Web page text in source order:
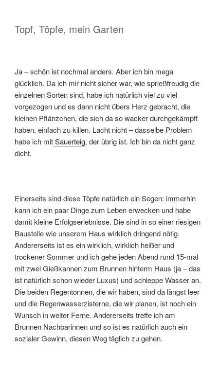
Topf, Töpfe, mein Garten
Ja – schön ist nochmal anders. Aber ich bin mega
glücklich. Da ich mir nicht sicher war, wie sprießfreudig die
einzelnen Sorten sind, habe ich natürlich viel zu viel
vorgezogen und es dann nicht übers Herz gebracht, die
kleinen Pflänzchen, die sich da so wacker durchgekämpft
haben, einfach zu killen. Lacht nicht – dasselbe Problem
habe ich mitSauerteig, der übrig ist. Ich bin da nicht ganz
dicht.
Einerseits sind diese Töpfe natürlich ein Segen: immerhin
kann ich ein paar Dinge zum Leben erwecken und habe
damit kleine Erfolgserlebnisse. Die sind in so einer riesigen
Baustelle wie unserem Haus wirklich dringend nötig.
Andererseits ist es ein wirklich, wirklich heißer und
trockener Sommer und ich gehe jeden Abend rund 15-mal
mit zwei Gießkannen zum Brunnen hinterm Haus (ja – das
ist natürlich schon wieder Luxus) und schleppe Wasser an.
Die beiden Regentonnen, die wir haben, sind da längst leer
und die Regenwasserzisterne, die wir planen, ist noch ein
Wunsch in weiter Ferne. Andererseits treffe ich am
Brunnen Nachbarinnen und so ist es natürlich auch ein
sozialer Gewinn, diesen Weg täglich zu gehen.